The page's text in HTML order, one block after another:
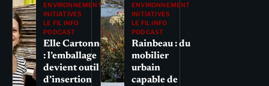
ENVIRONNEMENT
INITIATIVES
LE FIL INFO
PODCAST
Elle Cartonne
: l’emballage
devient outil
d’insertion
ENVIRONNEMENT
INITIATIVES
LE FIL INFO
PODCAST
Rainbeau : du
mobilier
urbain
capable de